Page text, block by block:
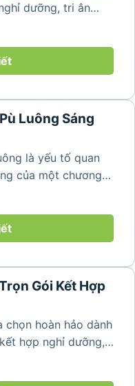
dưỡng, tri ân
đồng đội trong
Luông Sáng
là yếu tố quan
của một chương
kịch bản được xây
đến những phút
Gói Kết Hợp
chọn hoàn hảo dành
hợp nghỉ dưỡng,
trong không gian